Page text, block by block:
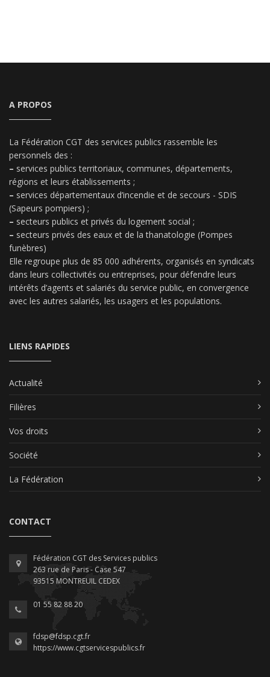
A PROPOS
La Fédération CGT des services publics rassemble les
personnels des :
– services publics territoriaux, communes, départements,
régions et leurs établissements ;
– services départementaux d’incendie et de secours - SDIS
(Sapeurs pompiers) ;
– secteurs publics et privés du logement social ;
– secteurs privés des eaux et de la thanatologie (Pompes
funèbres)
Elle regroupe plus de 85 000 adhérents, organisés en syndicats
dans leurs collectivités ou entreprises, pour défendre leurs
intérêts d’agents et salariés du service public, en convergence
avec les autres salariés, les usagers et les populations.
LIENS RAPIDES
Actualité
Filières
Vos droits
Société
La Fédération
CONTACT
Fédération CGT des Services publics
263 rue de Paris - Case 547
93515 MONTREUIL CEDEX
01 55 82 88 20
fdsp@fdsp.cgt.fr
https://www.cgtservicespublics.fr